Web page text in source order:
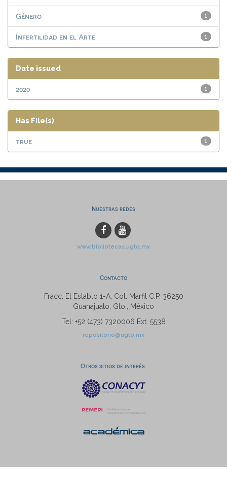
1
Género
1
Infertilidad en el Arte
Date issued
1
2020
Has File(s)
1
true
Nuestras redes
www.bibliotecas.ugto.mx
Contacto
Fracc. El Establo 1-A, Col. Marfil C.P. 36250
Guanajuato, Gto., México
Tel: +52 (473) 7320006 Ext. 5538
repositorio@ugto.mx
Otros sitios de interés: